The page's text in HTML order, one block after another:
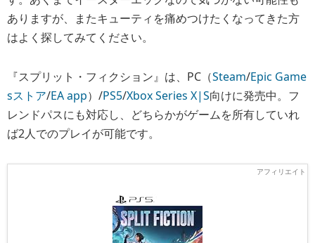
ありますが、またキューティを痛めつけたくなってきた方
はよく探してみてください。
『スプリット・フィクション』は、PC（Steam/Epic Game
sストア/EA app）/PS5/Xbox Series X|S向けに発売中。フ
レンドパスにも対応し、どちらかがゲームを所有していれ
ば2人でのプレイが可能です。